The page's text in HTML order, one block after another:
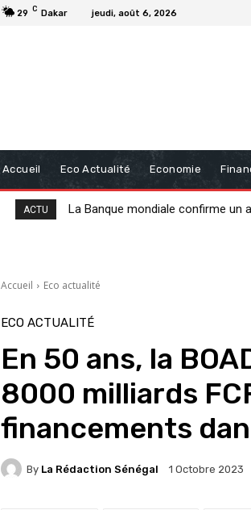
29 C Dakar jeudi, août 6, 2026
Accueil Eco Actualité Economie
ACTU 20 milliards de FCFA de la BAD
Accueil Eco actualité
ECO ACTUALITÉ
En 50 ans, la
8000 milliards
financements
By La Rédaction Sénégal 1 Octobre 2023